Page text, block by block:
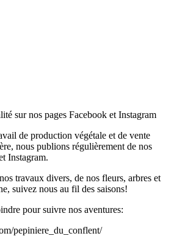
sur nos pages Facebook et Instagram
de production végétale et de vente
nous publions régulièrement de nos
Instagram.
travaux divers, de nos fleurs, arbres et
suivez nous au fil des saisons!
pour suivre nos aventures:
pepiniere_du_conflent/